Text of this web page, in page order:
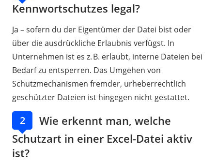
Kennwortschutzes legal?
Ja – sofern du der Eigentümer der Datei bist oder
über die ausdrückliche Erlaubnis verfügst. In
Unternehmen ist es z. B. erlaubt, interne Dateien bei
Bedarf zu entsperren. Das Umgehen von
Schutzmechanismen fremder, urheberrechtlich
geschützter Dateien ist hingegen nicht gestattet.
2
Wie erkennt man, welche
Schutzart in einer Excel-Datei aktiv
ist?